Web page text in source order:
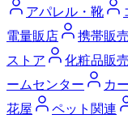
アパレル・靴
電量販店
携帯販売
ストア
化粧品販売
ームセンター
カ
花屋
ペット関連